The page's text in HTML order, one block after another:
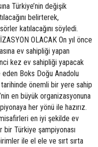
Türkiye’nin değişik
belirterek,
katılacağını söyledi.
OLACAK On yıl önce
ev sahipliği yapan
kez ev sahipliği yapacak
eden Boks Doğu Anadolu
önemli bir yere sahip
en büyük organizasyonuna
her yönü ile hazırız.
en iyi şekilde ev
bir Türkiye şampiyonası
ile el ele ve sırt sırta